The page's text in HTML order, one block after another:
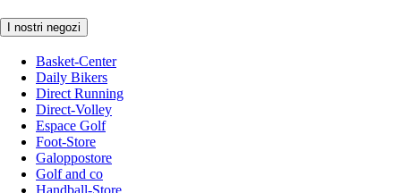
I nostri negozi
Basket-Center
Daily Bikers
Direct Running
Direct-Volley
Espace Golf
Foot-Store
Galoppostore
Golf and co
Handball-Store